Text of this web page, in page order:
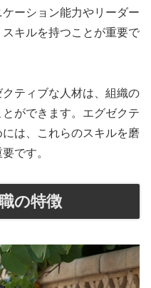
ーション能力やリーダー
キルを持つことが重要で
ティブな人材は、組織の
ができます。エグゼクテ
は、これらのスキルを磨
です。
の特徴